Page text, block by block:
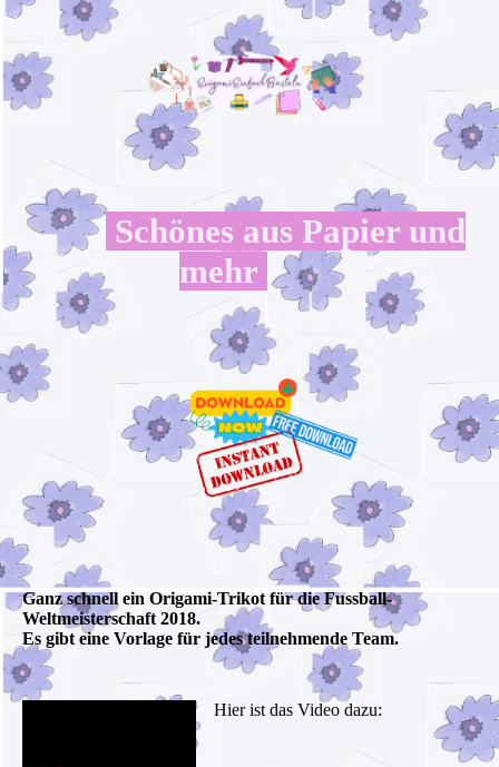
Schönes aus Papier und
mehr
Ganz schnell ein Origami-Trikot für die Fussball-
Weltmeisterschaft 2018.
Es gibt eine Vorlage für jedes teilnehmende Team.
Hier ist das Video dazu: